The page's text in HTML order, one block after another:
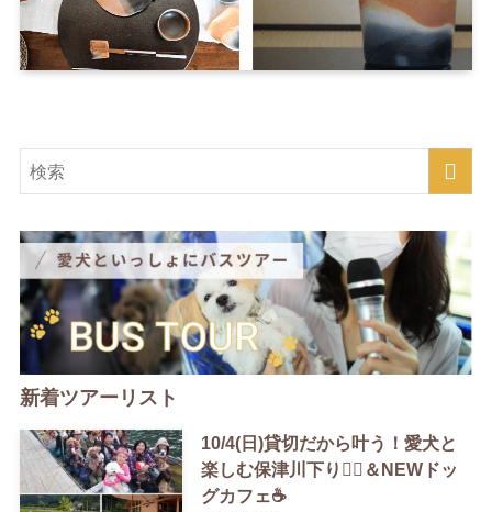
新着ツアーリスト
10/4(日)貸切だから叶う！愛犬と
楽しむ保津川下り🚣‍♀️＆NEWドッ
グカフェ☕️